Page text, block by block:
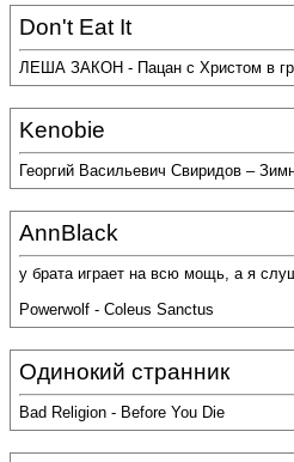
Don't Eat It
ЛЕША ЗАКОН - Пацан с Христом в
Kenobie
Георгий Васильевич Свиридов –
AnnBlack
у брата играет на всю мощь, а я
Powerwolf - Coleus Sanctus
Одинокий странник
Bad Religion - Before You Die